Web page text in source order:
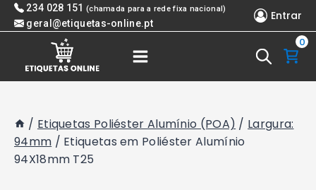
Skip 234 028 151 (chamada para a rede fixa nacional)
geral@etiquetas-online.pt
Entrar
0
/ Etiquetas Poliéster Alumínio (POA) / Largura:
94mm / Etiquetas em Poliéster Alumínio
94X18mm T25